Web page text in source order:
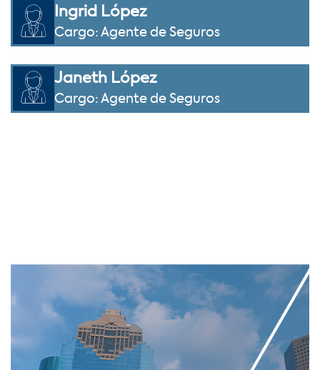
Ingrid López
Cargo: Agente de Seguros
Janeth López
Cargo: Agente de Seguros